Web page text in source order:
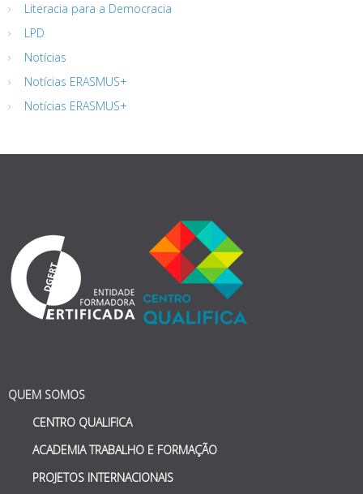
Literacia para a Democracia
LPD
Notícias
Notícias ERASMUS+
Notícias ERASMUS+
QUEM SOMOS
CENTRO QUALIFICA
ACADEMIA TRABALHO E FORMAÇÃO
PROJETOS INTERNACIONAIS